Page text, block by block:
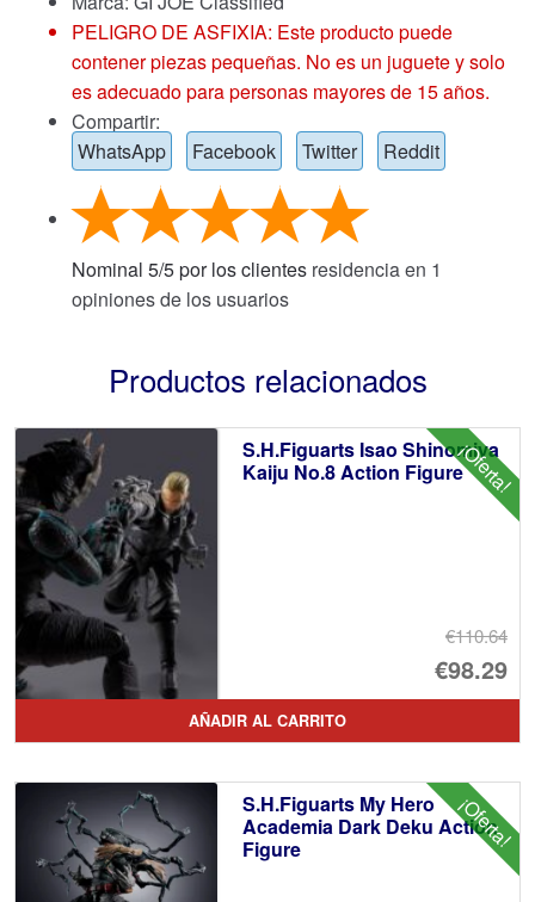
PELIGRO DE ASFIXIA: Este producto puede
contener piezas pequeñas. No es un juguete y solo
es adecuado para personas mayores de 15 años.
Compartir:
WhatsApp
Facebook Twitter Reddit
Nominal 5/5por los clientes residencia en 1
opiniones de los usuarios
Productos relacionados
¡Oferta!
S.H.Figuarts Isao Shinomiya
Kaiju No.8 Action Figure
€110.64
El
€98.29
El
AÑADIR AL CARRITO
¡Oferta!
S.H.Figuarts My Hero
Academia Dark Deku Action
Figure